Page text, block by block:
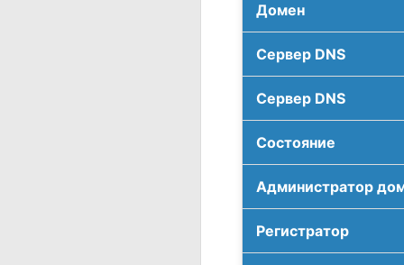
Домен
Сервер DNS
Сервер DNS
Соcтояние
Администратор
Регистратор